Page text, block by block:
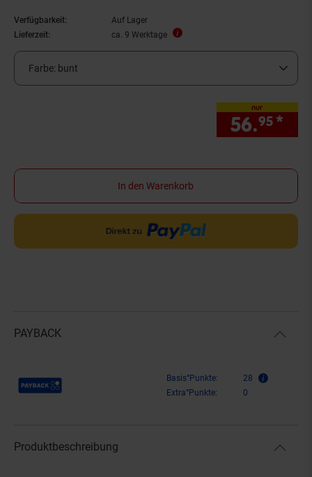
Verfügbarkeit:
Auf Lager
Lieferzeit:
ca. 9 Werktage
Farbe: bunt
nur
56.95 *
In den Warenkorb
PAYBACK
Payback Punkte Basis°Punkte:
28
Extra°Punkte:
0
Produktbeschreibung